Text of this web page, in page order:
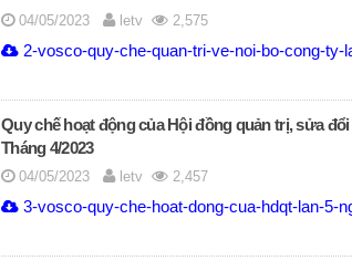
04/05/2023 letv 2,575
2-vosco-quy-che-quan-tri-ve-noi-bo-cong-ty-
Quy chế hoạt động của Hội đồng quản trị, sửa đổi
Tháng 4/2023
04/05/2023 letv 2,457
3-vosco-quy-che-hoat-dong-cua-hdqt-lan-5-